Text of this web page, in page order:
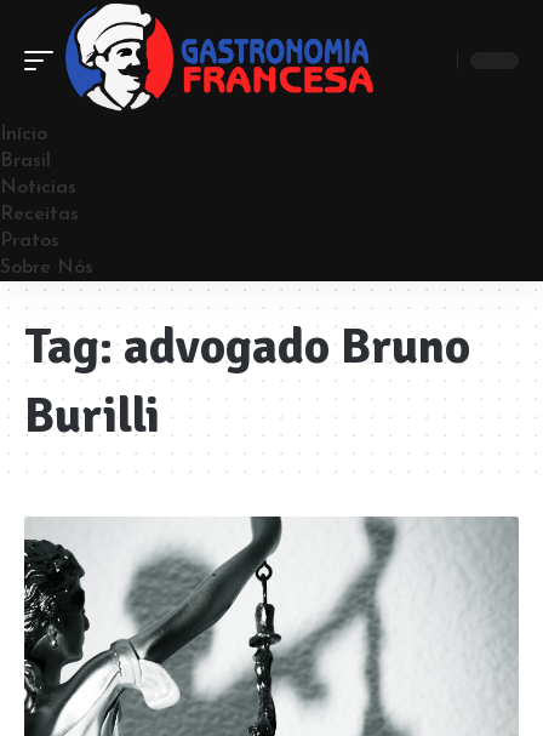
Início
Brasil
Noticias
Receitas
Pratos
Sobre Nós
Tag:advogado Bruno
Burilli